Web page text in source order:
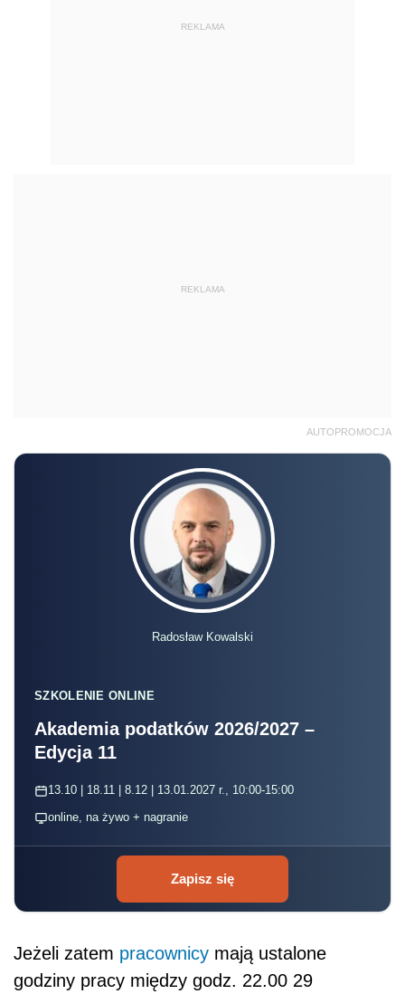
REKLAMA
REKLAMA
AUTOPROMOCJA
Radosław Kowalski
SZKOLENIE ONLINE
Akademia podatków 2026/2027 –
Edycja 11
13.10 | 18.11 | 8.12 | 13.01.2027 r., 10:00-15:00
online, na żywo + nagranie
Zapisz się
Jeżeli zatem pracownicy mają ustalone
godziny pracy między godz. 22.00 29